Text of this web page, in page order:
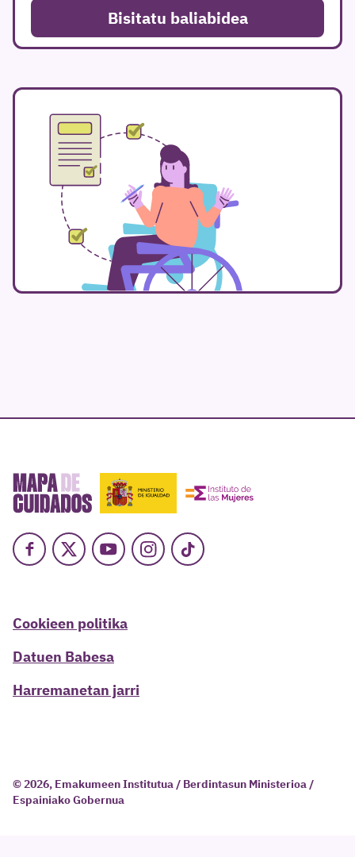
Bisitatu baliabidea
Facebook
X YoutubeInstagram
TikTok
Cookieen politika
Datuen Babesa
Harremanetan jarri
© 2026, Emakumeen Institutua / Berdintasun Ministerioa /
Espainiako Gobernua